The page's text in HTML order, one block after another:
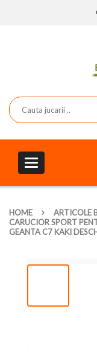
Toggle
navigation
HOME
ARTICOLE
CARUCIOR SPORT
GEANTA C7 KAKI